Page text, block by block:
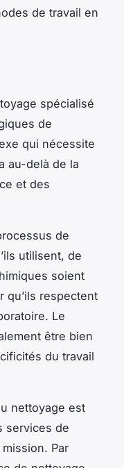
de travail en
spécialisé
de
qui nécessite
au-delà de la
et des
de
utilisent, de
soient
qu’ils respectent
Le
être bien
du travail
nettoyage est
services de
Par